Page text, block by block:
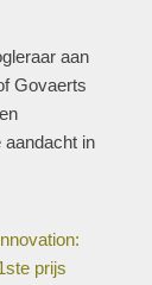
aan
Govaerts
in
prijs